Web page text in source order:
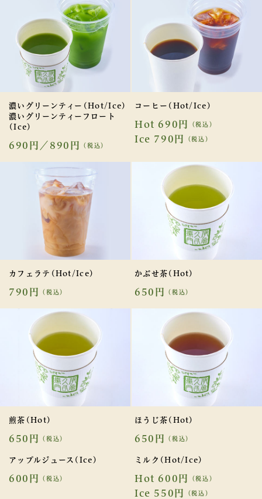
濃いグリーンティー(Hot/Ice)
濃いグリーンティーフロート
(Ice)
690円／890円 （税込）
コーヒー(Hot/Ice)
Hot 690円 （税込）
Ice 790円 （税込）
カフェラテ(Hot/Ice)
790円 （税込）
かぶせ茶(Hot)
650円 （税込）
煎茶(Hot)
650円 （税込）
ほうじ茶(Hot)
650円 （税込）
アップルジュース(Ice)
600円 （税込）
ミルク(Hot/Ice)
Hot 600円 （税込）
Ice 550円 （税込）